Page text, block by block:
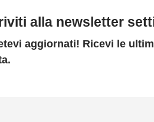
alla newsletter
aggiornati! Ricevi le